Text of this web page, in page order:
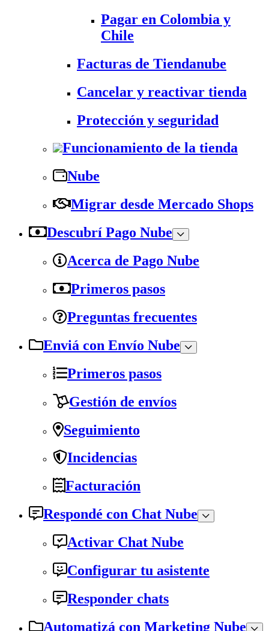
Pagar en Colombia y
Chile
Facturas de Tiendanube
Cancelar y reactivar tienda
Protección y seguridad
Funcionamiento de la tienda
Nube
Migrar desde Mercado Shops
Descubrí Pago Nube
Acerca de Pago Nube
Primeros pasos
Preguntas frecuentes
Enviá con Envío Nube
Primeros pasos
Gestión de envíos
Seguimiento
Incidencias
Facturación
Respondé con Chat Nube
Activar Chat Nube
Configurar tu asistente
Responder chats
Automatizá con Marketing Nube